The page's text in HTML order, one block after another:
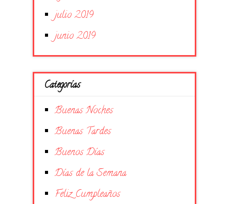
julio 2019
junio 2019
Categorías
Buenas Noches
Buenas Tardes
Buenos Días
Días de la Semana
Feliz Cumpleaños